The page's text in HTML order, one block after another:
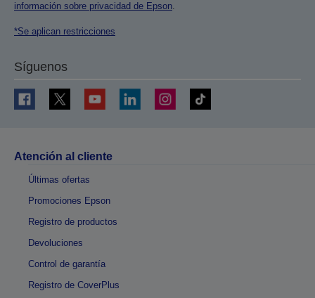
información sobre privacidad de Epson.
*Se aplican restricciones
Síguenos
Atención al cliente
Últimas ofertas
Promociones Epson
Registro de productos
Devoluciones
Control de garantía
Registro de CoverPlus